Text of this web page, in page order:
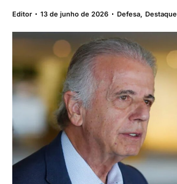
Editor 13 de junho de 2026 Defesa,Destaque